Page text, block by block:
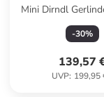
Mini Dirndl
-30%
139,57
UVP: 199,95